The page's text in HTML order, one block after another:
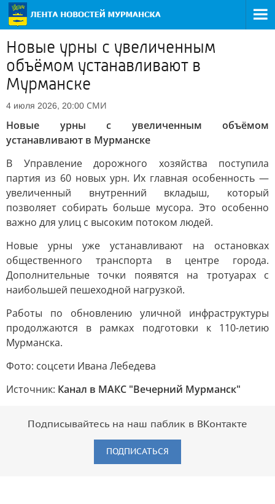
Новые урны с увеличенным
объёмом устанавливают в
Мурманске
4 июля 2026, 20:00 СМИ
Новые урны с увеличенным объёмом
устанавливают в Мурманске
В Управление дорожного хозяйства поступила
партия из 60 новых урн. Их главная особенность —
увеличенный внутренний вкладыш, который
позволяет собирать больше мусора. Это особенно
важно для улиц с высоким потоком людей.
Новые урны уже устанавливают на остановках
общественного транспорта в центре города.
Дополнительные точки появятся на тротуарах с
наибольшей пешеходной нагрузкой.
Работы по обновлению уличной инфраструктуры
продолжаются в рамках подготовки к 110-летию
Мурманска.
Фото: соцсети Ивана Лебедева
Источник: Канал в МАКС "Вечерний Мурманск"
Подписывайтесь на наш паблик в ВКонтакте
ПОДПИСАТЬСЯ